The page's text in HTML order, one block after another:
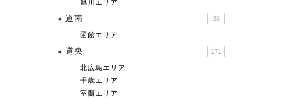
旭川エリア
道南 36
函館エリア
道央 171
北広島エリア
千歳エリア
室蘭エリア